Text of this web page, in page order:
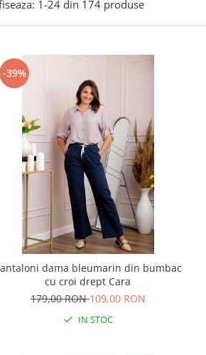
1-24 din 174 produse
-39%
dama bleumarin din bumbac
cu croi drept Cara
179,00 RON109,00 RON
IN STOC